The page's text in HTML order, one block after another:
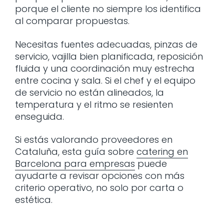
porque el cliente no siempre los identifica
al comparar propuestas.
Necesitas fuentes adecuadas, pinzas de
servicio, vajilla bien planificada, reposición
fluida y una coordinación muy estrecha
entre cocina y sala. Si el chef y el equipo
de servicio no están alineados, la
temperatura y el ritmo se resienten
enseguida.
Si estás valorando proveedores en
Cataluña, esta guía sobre catering en
Barcelona para empresas puede
ayudarte a revisar opciones con más
criterio operativo, no solo por carta o
estética.